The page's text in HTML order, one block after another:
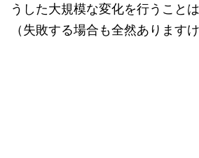
うした大規模な変化を行うこと
（失敗する場合も全然ありますけ